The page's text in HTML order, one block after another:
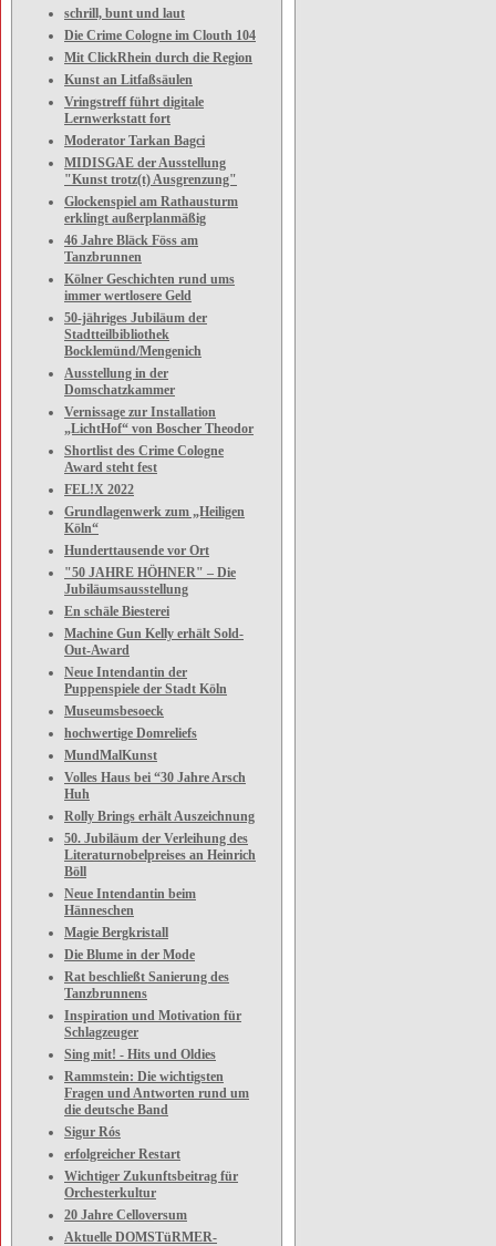
schrill, bunt und laut
Die Crime Cologne im Clouth 104
Mit ClickRhein durch die Region
Kunst an Litfaßsäulen
Vringstreff führt digitale
Lernwerkstatt fort
Moderator Tarkan Bagci
MIDISGAE der Ausstellung
"Kunst trotz(t) Ausgrenzung"
Glockenspiel am Rathausturm
erklingt außerplanmäßig
46 Jahre Bläck Föss am
Tanzbrunnen
Kölner Geschichten rund ums
immer wertlosere Geld
50-jähriges Jubiläum der
Stadtteilbibliothek
Bocklemünd/Mengenich
Ausstellung in der
Domschatzkammer
Vernissage zur Installation
„LichtHof“ von Boscher Theodor
Shortlist des Crime Cologne
Award steht fest
FEL!X 2022
Grundlagenwerk zum „Heiligen
Köln“
Hunderttausende vor Ort
"50 JAHRE HÖHNER" – Die
Jubiläumsausstellung
En schäle Biesterei
Machine Gun Kelly erhält Sold-
Out-Award
Neue Intendantin der
Puppenspiele der Stadt Köln
Museumsbesoeck
hochwertige Domreliefs
MundMalKunst
Volles Haus bei “30 Jahre Arsch
Huh
Rolly Brings erhält Auszeichnung
50. Jubiläum der Verleihung des
Literaturnobelpreises an Heinrich
Böll
Neue Intendantin beim
Hänneschen
Magie Bergkristall
Die Blume in der Mode
Rat beschließt Sanierung des
Tanzbrunnens
Inspiration und Motivation für
Schlagzeuger
Sing mit! - Hits und Oldies
Rammstein: Die wichtigsten
Fragen und Antworten rund um
die deutsche Band
Sigur Rós
erfolgreicher Restart
Wichtiger Zukunftsbeitrag für
Orchesterkultur
20 Jahre Celloversum
Aktuelle DOMSTüRMER-